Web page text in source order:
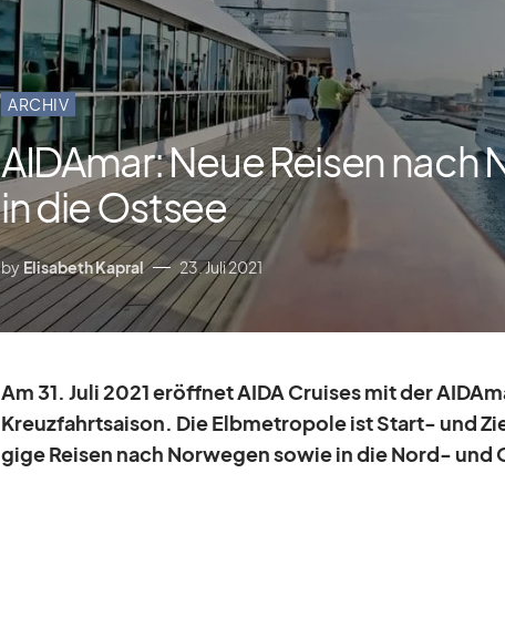
ARCHIV
AIDAmar: Neue Reisen nach
in die Ostsee
by Elisabeth Kapral 23. Juli 2021
Am 31. Juli 2021 er­öff­net AIDA Crui­ses mit der
Kreuz­fahrt­sai­son. Die Elb­me­tro­pole ist Start- und
gige Rei­sen nach Nor­we­gen so­wie in die Nord- und